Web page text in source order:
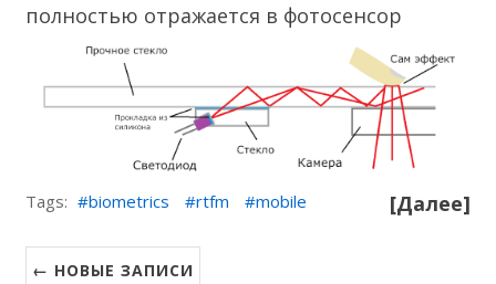
полностью отражается в фотосенсор
[Далее]
Tags: biometrics rtfm mobile
← НОВЫЕ ЗАПИСИ